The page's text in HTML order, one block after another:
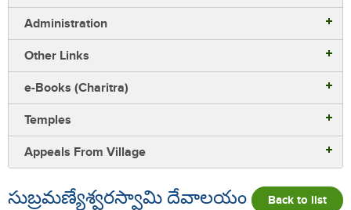
Administration
Other Links
e-Books (Charitra)
Temples
Appeals From Village
సుబ్రమణ్యేశ్వరస్వామి దేవాలయం Back to list